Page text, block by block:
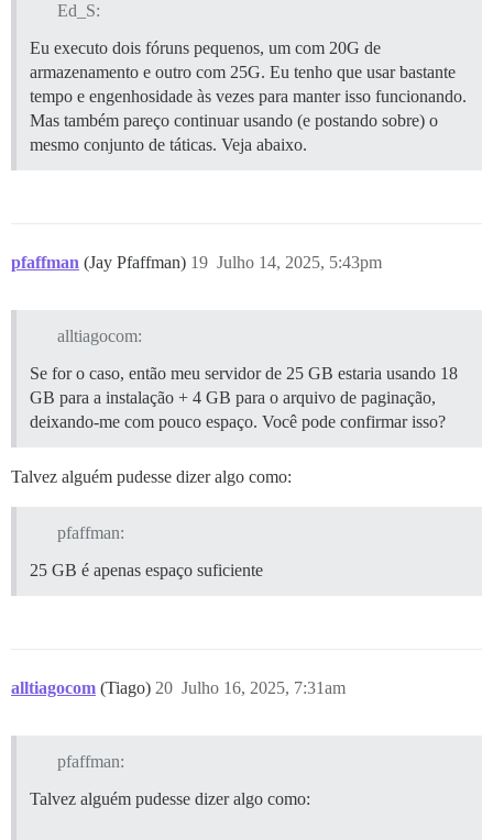
Ed_S:
Eu executo dois fóruns pequenos, um com 20G de
armazenamento e outro com 25G. Eu tenho que usar bastante
tempo e engenhosidade às vezes para manter isso funcionando.
Mas também pareço continuar usando (e postando sobre) o
mesmo conjunto de táticas. Veja abaixo.
pfaffman (Jay Pfaffman) Julho 14, 2025, 5:43pm
19
alltiagocom:
Se for o caso, então meu servidor de 25 GB estaria usando 18
GB para a instalação + 4 GB para o arquivo de paginação,
deixando-me com pouco espaço. Você pode confirmar isso?
Talvez alguém pudesse dizer algo como:
pfaffman:
25 GB é apenas espaço suficiente
alltiagocom (Tiago) Julho 16, 2025, 7:31am
20
pfaffman:
Talvez alguém pudesse dizer algo como: